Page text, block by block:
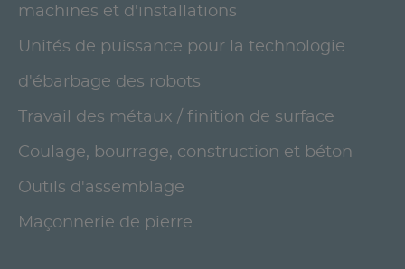
machines et d'installations
Unités de puissance pour la technologie
d'ébarbage des robots
Travail des métaux / finition de surface
Coulage, bourrage, construction et béton
Outils d'assemblage
Maçonnerie de pierre